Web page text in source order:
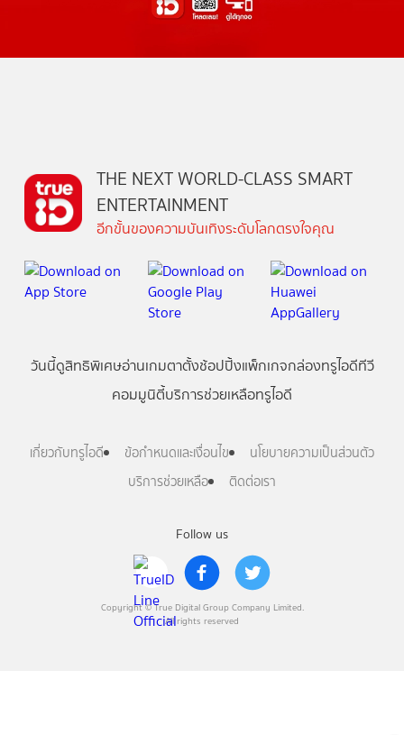
Follow us
Copyright © True Digital Group Company Limited.
All rights reserved
THE NEXT WORLD-CLASS SMART
ENTERTAINMENT
อีกขั้นของความบันเทิงระดับโลกตรงใจคุณ
วันนี้ดูสิทธิพิเศษอ่านเกมตาตั้งช้อปปิ้งแพ็กเกจกล่องทรูไอดีทีวี
คอมมูนิตี้บริการช่วยเหลือทรูไอดี
เกี่ยวกับทรูไอดี ข้อกำหนดและเงื่อนไข
นโยบายความเป็นส่วนตัว
บริการช่วยเหลือ
ติดต่อเรา